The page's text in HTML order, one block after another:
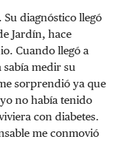
diagnóstico llegó
Jardín, hace
Cuando llegó a
medir su
sorprendió ya que
no había tenido
con diabetes.
me conmovió